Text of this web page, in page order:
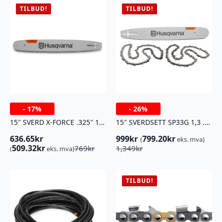
TILBUD!
- 17%
15″ SVERD X-FORCE .325″ 1,3MM PIX
769kr
Opprinnelig
636.65kr
Nåværende
(509.32kreks. mva)
TILBUD!
- 26%
15″ SVERDSETT SP33G 1,3 .325 64DL
1,349kr
Opprinnelig
1,349kr.
999kr
Nåværende
999kr.
(799.20kreks. mva)
TILBUD!